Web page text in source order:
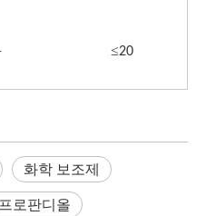
≤20
화학 보조제
로판디올